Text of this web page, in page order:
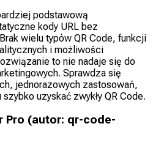
podstawową
kody URL bez
wielu typów QR Code, funkcji
i możliwości
to nie nadaje się do
Sprawdza się
jednorazowych zastosowań,
uzyskać zwykły QR Code.
Pro (autor: qr-code-